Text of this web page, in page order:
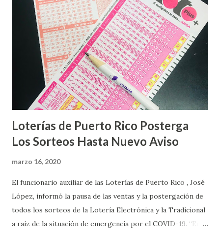
Loterías de Puerto Rico Posterga
Los Sorteos Hasta Nuevo Aviso
marzo 16, 2020
El funcionario auxiliar de las Loterías de Puerto Rico , José
López, informó la pausa de las ventas y la postergación de
todos los sorteos de la Lotería Electrónica y la Tradicional
a raíz de la situación de emergencia por el COVID-19. “En